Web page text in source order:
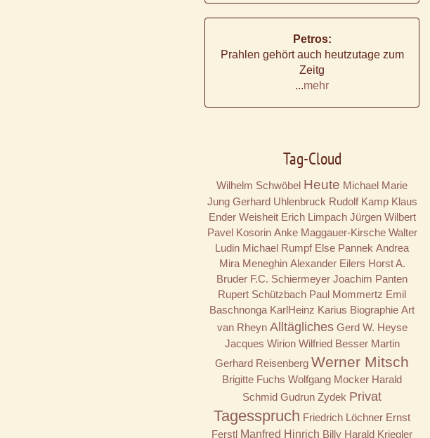
Petros:
Prahlen gehört auch heutzutage zum
Zeitg
...mehr
Tag-Cloud
Wilhelm Schwöbel Heute Michael Marie
Jung Gerhard Uhlenbruck Rudolf Kamp Klaus
Ender Weisheit Erich Limpach Jürgen Wilbert
Pavel Kosorin Anke Maggauer-Kirsche Walter
Ludin Michael Rumpf Else Pannek Andrea
Mira Meneghin Alexander Eilers Horst A.
Bruder F.C. Schiermeyer Joachim Panten
Rupert Schützbach Paul Mommertz Emil
Baschnonga KarlHeinz Karius Biographie Art
van Rheyn Alltägliches Gerd W. Heyse
Jacques Wirion Wilfried Besser Martin
Gerhard Reisenberg Werner Mitsch
Brigitte Fuchs Wolfgang Mocker Harald
Schmid Gudrun Zydek Privat
Tagesspruch Friedrich Löchner Ernst
Ferstl Manfred Hinrich Billy Harald Kriegler